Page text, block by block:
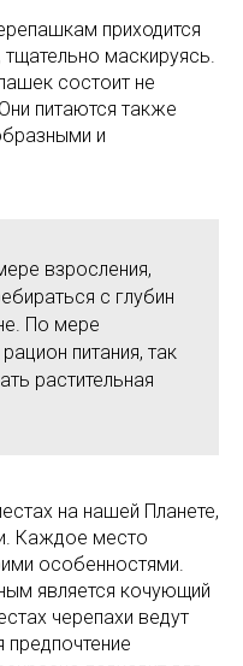
приходится
тщательно маскируясь.
состоит не
питаются также
и
взросления,
с глубин
По мере
питания, так
растительная
на нашей Планете,
Каждое место
особенностями.
является кочующий
черепахи ведут